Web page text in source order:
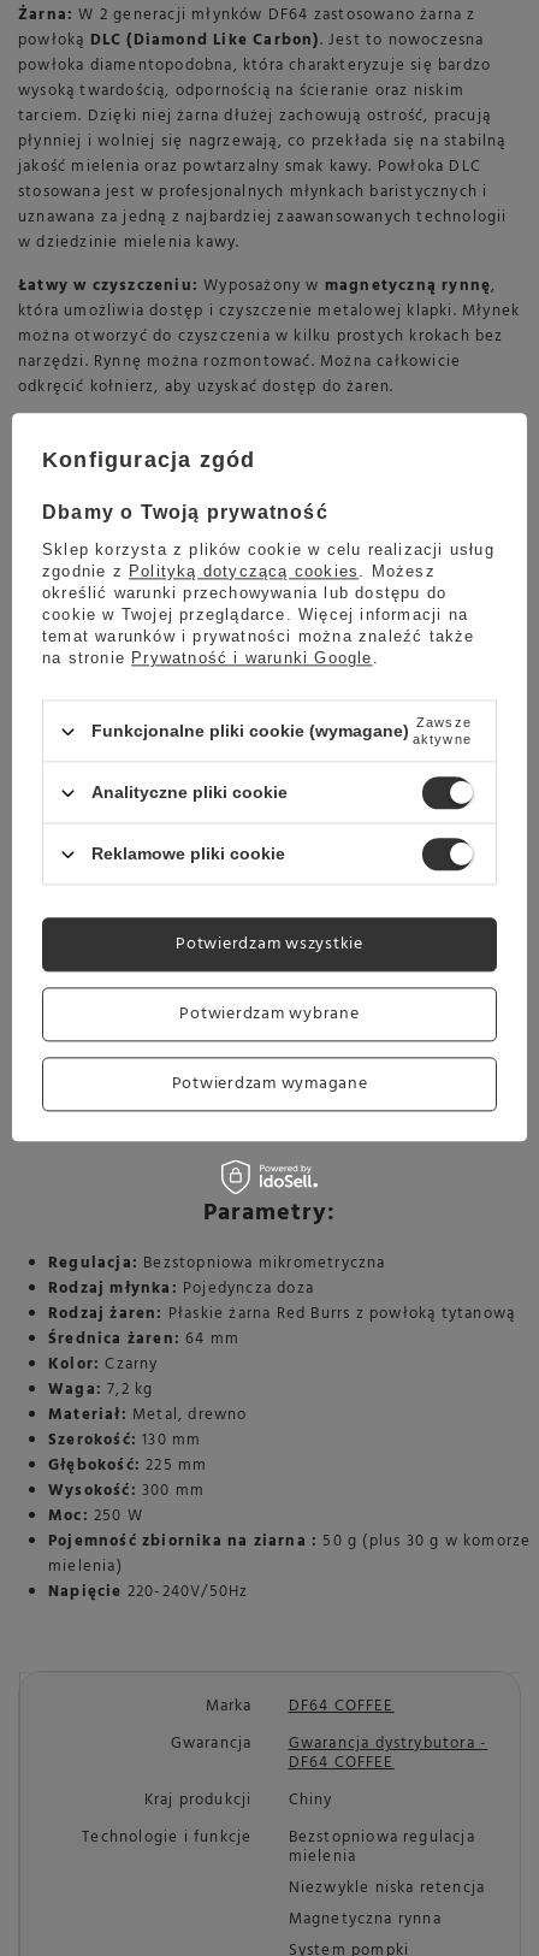
Żarna: W 2 generacji młynków DF64 zastosowano żarna z
powłoką DLC (Diamond Like Carbon). Jest to nowoczesna
powłoka diamentopodobna, która charakteryzuje się bardzo
wysoką twardością, odpornością na ścieranie oraz niskim
tarciem. Dzięki niej żarna dłużej zachowują ostrość, pracują
płynniej i wolniej się nagrzewają, co przekłada się na stabilną
jakość mielenia oraz powtarzalny smak kawy. Powłoka DLC
stosowana jest w profesjonalnych młynkach baristycznych i
uznawana za jedną z najbardziej zaawansowanych technologii
w dziedzinie mielenia kawy.
Łatwy w czyszczeniu: Wyposażony w magnetyczną rynnę,
która umożliwia dostęp i czyszczenie metalowej klapki. Młynek
można otworzyć do czyszczenia w kilku prostych krokach bez
narzędzi. Rynnę można rozmontować. Można całkowicie
odkręcić kołnierz, aby uzyskać dostęp do żaren.
mielić do kubka, jak i bezpośrednio do kolby. Bezstopniowy
system regulacji zapewnia płynną regulację ustawień mielenia
pomiędzy najwyższą i najniższą wartością.
Urządzenie zapobiegające podskakiwaniu ziaren:Młynek
jest wyposażony w dodatkowy system przeciwdziałający
rozpryskiwaniu i podskakiwaniu ziaren (Anti-Popcorning).
Parametry:
Regulacja: Bezstopniowa mikrometryczna
Rodzaj młynka: Pojedyncza doza
Rodzaj żaren: Płaskie żarna Red Burrs z powłoką tytanową
Średnica żaren: 64 mm
Kolor: Czarny
Waga: 7,2 kg
Materiał: Metal, drewno
Szerokość: 130 mm
Głębokość: 225 mm
Wysokość: 300 mm
Moc: 250 W
Pojemność zbiornika na ziarna : 50 g (plus 30 g w komorze
mielenia)
Napięcie 220-240V/50Hz
Marka
DF64 COFFEE
Gwarancja
Gwarancja dystrybutora -
DF64 COFFEE
Kraj produkcji
Chiny
Technologie i funkcje
Bezstopniowa regulacja
mielenia
Niezwykle niska retencja
Magnetyczna rynna
System pompki
Konfiguracja zgód
Dbamy o Twoją prywatność
Sklep korzysta z plików cookie w celu realizacji usług
zgodnie z Polityką dotyczącą cookies . Możesz
określić warunki przechowywania lub dostępu do
cookie w Twojej przeglądarce. Więcej informacji na
temat warunków i prywatności można znaleźć także
na stronie Prywatność i warunki Google .
Funkcjonalne pliki cookie (wymagane) Zawsze
aktywne
Analityczne pliki cookie
Reklamowe pliki cookie
Potwierdzam wybrane
Potwierdzam wymagane
Potwierdzam wszystkie